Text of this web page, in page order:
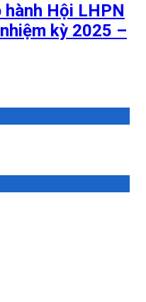
hành Hội LHPN
kỳ 2025 –